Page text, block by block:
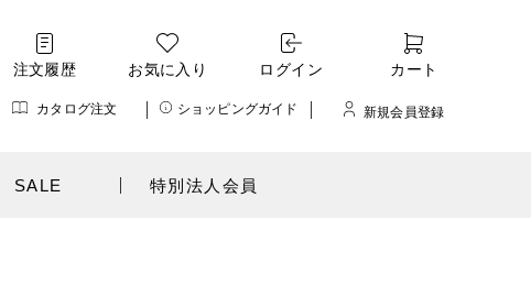
注文履歴 お気に入り ログイン カート
カタログ注文 ショッピングガイド 新規会員登録
SALE 特別法人会員